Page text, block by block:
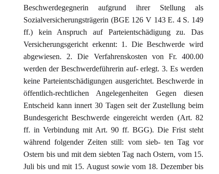
Beschwerdegegnerin aufgrund ihrer Stellung als
Sozialversicherungsträgerin (BGE 126 V 143 E. 4 S. 149
ff.) kein Anspruch auf Parteientschädigung zu. Das
Versicherungsgericht erkennt: 1. Die Beschwerde wird
abgewiesen. 2. Die Verfahrenskosten von Fr. 400.00
werden der Beschwerdeführerin auf- erlegt. 3. Es werden
keine Parteientschädigungen ausgerichtet. Beschwerde in
öffentlich-rechtlichen Angelegenheiten Gegen diesen
Entscheid kann innert 30 Tagen seit der Zustellung beim
Bundesgericht Beschwerde eingereicht werden (Art. 82
ff. in Verbindung mit Art. 90 ff. BGG). Die Frist steht
während folgender Zeiten still: vom sieb- ten Tag vor
Ostern bis und mit dem siebten Tag nach Ostern, vom 15.
Juli bis und mit 15. August sowie vom 18. Dezember bis